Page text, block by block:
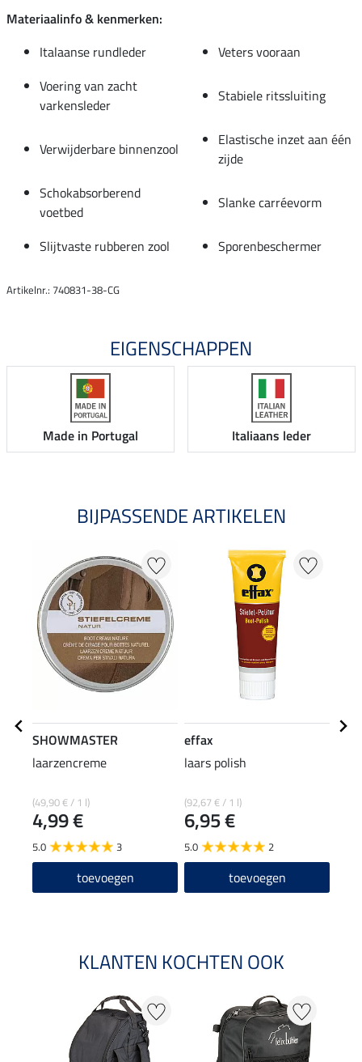
Materiaalinfo & kenmerken:
Italaanse rundleder
Veters vooraan
Voering van zacht
varkensleder
Stabiele ritssluiting
Verwijderbare binnenzool
Elastische inzet aan één
zijde
Schokabsorberend
voetbed
Slanke carréevorm
Slijtvaste rubberen zool Sporenbeschermer
Artikelnr.: 740831-38-CG
EIGENSCHAPPEN
Made in Portugal Italiaans leder
BIJPASSENDE ARTIKELEN
SHOWMASTER
laarzencreme
(49,90 € / 1 l)
4,99 €
5.0 3
toevoegen
effax
laars polish
(92,67 € / 1 l)
6,95 €
5.0 2
toevoegen
KLANTEN KOCHTEN OOK